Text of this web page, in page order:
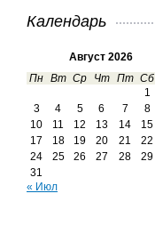
Календарь
Август 2026
Пн Вт Ср Чт Пт Сб
1
3
4 5 6 7 8
10
11 12 13 14 15
17
18 19 20 21 22
24
25 26 27 28 29
31
« Июл